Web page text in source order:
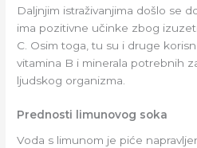
Daljnjim istraživanjima došlo se
ima pozitivne učinke zbog
C. Osim toga, tu su i druge
vitamina B i minerala potrebnih
ljudskog organizma.
Prednosti limunovog soka
Voda s limunom je piće